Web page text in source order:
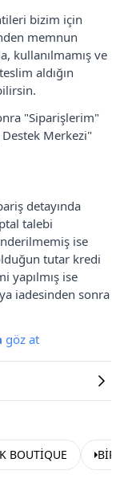
bizim için
memnun
kullanılmamış ve
aldığın
"Siparişlerim"
Merkezi"
detayında
talebi
ise
tutar kredi
yapılmış ise
iadesinden sonra
göz at
BOUTİQUE